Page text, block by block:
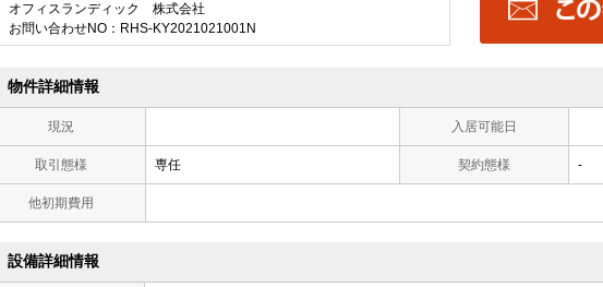
オフィスランディック 株式会社
お問い合わせNO：RHS-KY2021021001N
物件詳細情報
現況 入居可能日
取引態様 専任 契約態様 -
他初期費用
設備詳細情報